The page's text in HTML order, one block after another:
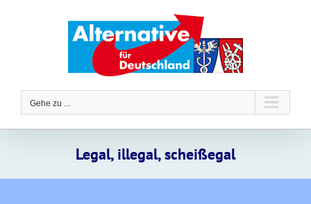
Gehe zu ...
Legal, illegal, scheißegal